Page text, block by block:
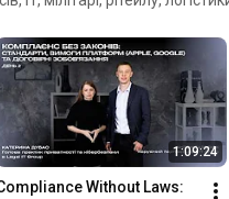
тому відкриваємо доступ для всіх. Діліться з
1:09:24
Without Laws: